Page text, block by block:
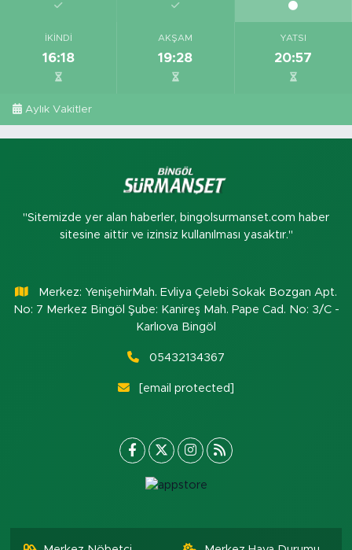
İKINDI
16:18
AKŞAM
19:28
YATSI
20:57
Aylık Vakitler
"Sitemizde yer alan haberler, bingolsurmanset.com haber
sitesine aittir ve izinsiz kullanılması yasaktır."
Merkez: YenişehirMah. Evliya Çelebi Sokak Bozgan Apt.
No: 7 Merkez Bingöl Şube: Kanireş Mah. Pape Cad. No: 3/C -
Karlıova Bingöl
05432134367
[email protected]